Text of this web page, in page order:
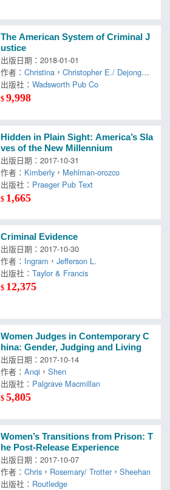
The American System of Criminal J
ustice
出版日期：2018-01-01
作者：Christina ，Christopher E./ Dejong，
Cole， George F./ Smith
出版社：Wadsworth Pub Co
$9,998
Hidden in Plain Sight: America’s Sla
ves of the New Millennium
出版日期：2017-10-31
作者： Kimberly ， Mehlman-orozco
出版社： Praeger Pub Text
$ 1,665
Criminal Evidence
出版日期：2017-10-30
作者： Ingram ，Jefferson L.
出版社：Taylor & Francis
$ 12,375
Women Judges in Contemporary C
hina: Gender, Judging and Living
出版日期：2017-10-14
作者：Anqi ，Shen
出版社： Palgrave Macmillan
$5,805
Women’s Transitions from Prison: T
he Post-Release Experience
出版日期：2017-10-07
作者：Chris ， Rosemary/ Trotter ，Sheehan
出版社： Routledge